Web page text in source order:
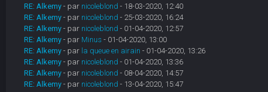
RE: Alkemy - par nicoleblond - 18-03-2020, 12:40
RE: Alkemy - par nicoleblond - 25-03-2020, 16:24
RE: Alkemy - par nicoleblond - 01-04-2020, 12:57
RE: Alkemy - par Minus - 01-04-2020, 13:00
RE: Alkemy - par la queue en airain - 01-04-2020, 13:26
RE: Alkemy - par nicoleblond - 01-04-2020, 13:36
RE: Alkemy - par nicoleblond - 08-04-2020, 14:57
RE: Alkemy - par nicoleblond - 13-04-2020, 15:47